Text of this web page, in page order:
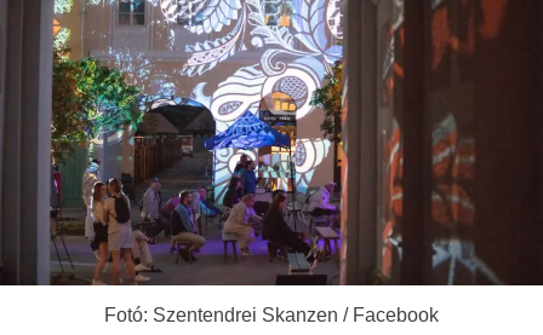
Fotó: Szentendrei Skanzen / Facebook